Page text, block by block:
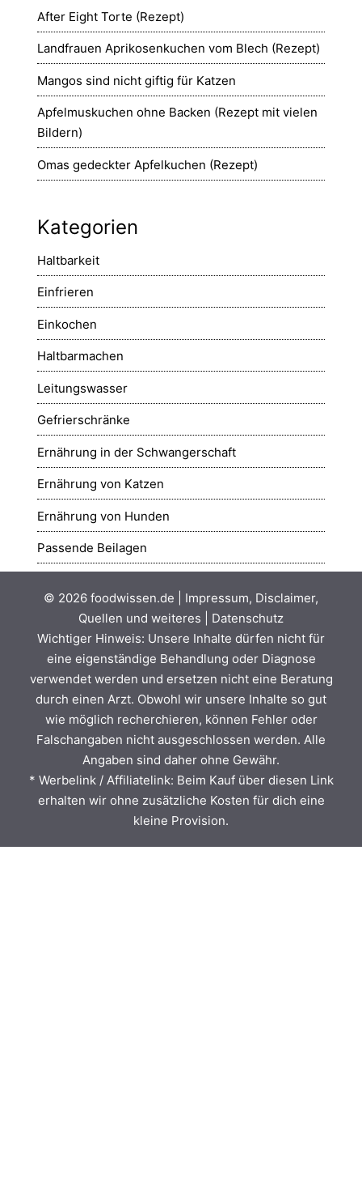
After Eight Torte (Rezept)
Landfrauen Aprikosenkuchen vom Blech (Rezept)
Mangos sind nicht giftig für Katzen
Apfelmuskuchen ohne Backen (Rezept mit vielen
Bildern)
Omas gedeckter Apfelkuchen (Rezept)
Kategorien
Haltbarkeit
Einfrieren
Einkochen
Haltbarmachen
Leitungswasser
Gefrierschränke
Ernährung in der Schwangerschaft
Ernährung von Katzen
Ernährung von Hunden
Passende Beilagen
© 2026 foodwissen.de
Impressum, Disclaimer,
Quellen und weiteres
Datenschutz
Wichtiger Hinweis: Unsere Inhalte dürfen nicht für
eine eigenständige Behandlung oder Diagnose
verwendet werden und ersetzen nicht eine Beratung
durch einen Arzt. Obwohl wir unsere Inhalte so gut
wie möglich recherchieren, können Fehler oder
Falschangaben nicht ausgeschlossen werden. Alle
Angaben sind daher ohne Gewähr.
* Werbelink / Affiliatelink: Beim Kauf über diesen Link
erhalten wir ohne zusätzliche Kosten für dich eine
kleine Provision.